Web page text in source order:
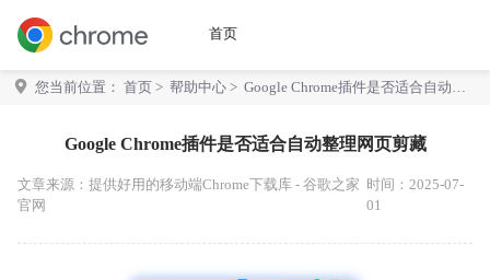
首页
您当前位置： 首页 > 帮助中心 > Google Chrome插件是否适合自动整
Google Chrome插件是否适合自动整理网页剪藏
文章来源： 提供好用的移动端Chrome下载库 - 谷歌之家
官网
时间：2025-07-
01